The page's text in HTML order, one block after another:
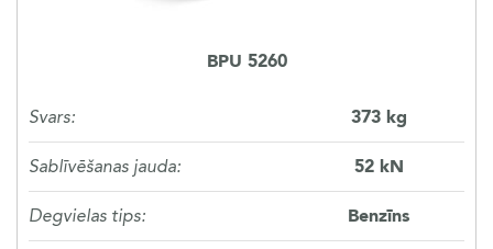
BPU 5260
Svars: 373 kg
Sablīvēšanas jauda: 52 kN
Degvielas tips: Benzīns